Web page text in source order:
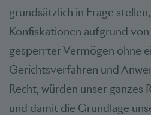
grundsätzlich in Frage
Konfiskationen aufgrund
gesperrter Vermögen ohne
Gerichtsverfahren und
Recht, würden unser ganzes
und damit die Grundlage